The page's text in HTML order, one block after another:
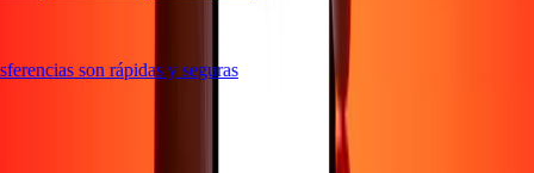
son rápidas y seguras